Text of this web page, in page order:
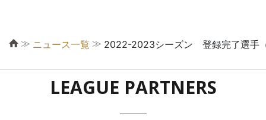
≫ ニュース一覧 ≫ 2022-2023シーズン 登録完了選手
LEAGUE PARTNERS